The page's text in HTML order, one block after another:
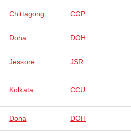
Chittagong CGP
Doha DOH
Jessore JSR
Kolkata CCU
Doha DOH